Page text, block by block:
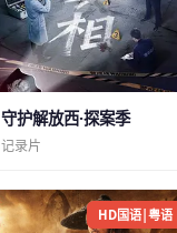
守护解放西·探案季
记录片
HD国语|粤语